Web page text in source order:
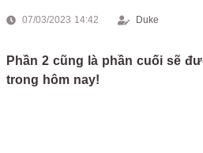
07/03/2023 14:42 Duke
Phần 2 cũng là phần cuối sẽ
trong hôm nay!